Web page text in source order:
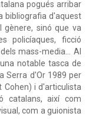
pogués arribar
bibliografia d'aquest
sinó que va
policíaques, ficció
mass-media… Al
notable tasca de
Serra d'Or 1989 per
Cohen) i d'articulista
catalans, així com
com a guionista